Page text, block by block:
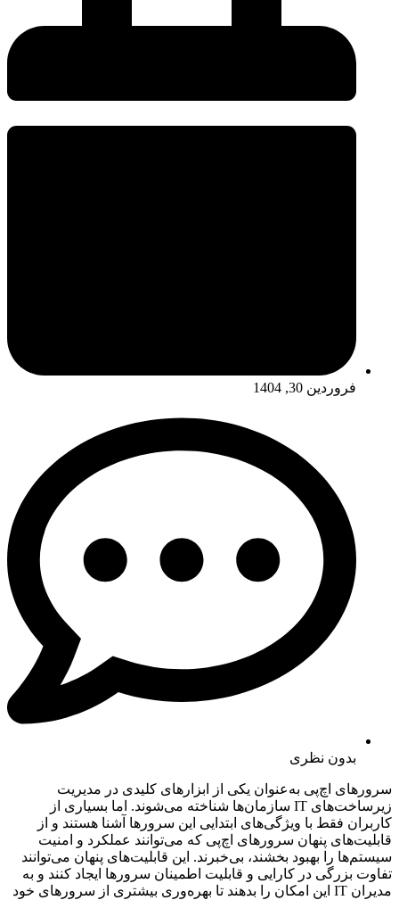
فروردین 30, 1404
بدون نظری
سرورهای اچ‌پی به‌عنوان یکی از ابزارهای کلیدی در مدیریت
زیرساخت‌های IT سازمان‌ها شناخته می‌شوند. اما بسیاری از
کاربران فقط با ویژگی‌های ابتدایی این سرورها آشنا هستند و از
قابلیت‌های پنهان سرورهای اچ‌پی که می‌توانند عملکرد و امنیت
سیستم‌ها را بهبود بخشند، بی‌خبرند. این قابلیت‌های پنهان می‌توانند
تفاوت بزرگی در کارایی و قابلیت اطمینان سرورها ایجاد کنند و به
مدیران IT این امکان را بدهند تا بهره‌وری بیشتری از سرورهای خود